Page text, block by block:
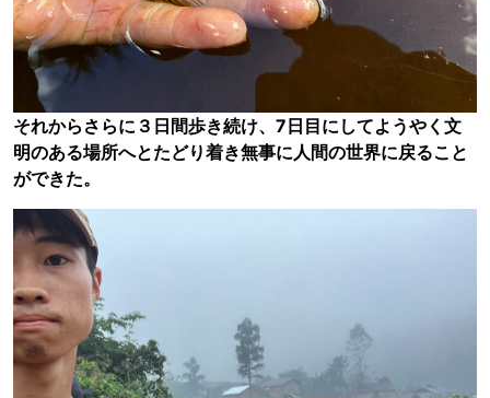
それからさらに３日間歩き続け、7日目にしてようやく文
明のある場所へとたどり着き無事に人間の世界に戻ること
ができた。